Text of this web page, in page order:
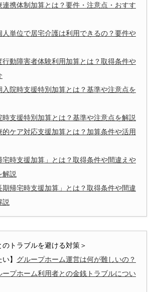
連携体制加算とは？要件・注意点・おすす
人単位で居宅介護は利用できるの？要件や
行動障害者体験利用加算とは？取得条件や
入院時支援特別加算とは？基準や注意点を
時支援特別加算とは？基準や注意点を解説
的ケア対応支援加算とは？加算条件や活用
宅時支援加算」とは？取得条件や間違えや
解説
期帰宅時支援加算」とは？取得条件や間違
説
のトラブルを避ける対策＞
】 グループホーム運営は何が難しいの？
ープホーム利用者との金銭トラブルについ